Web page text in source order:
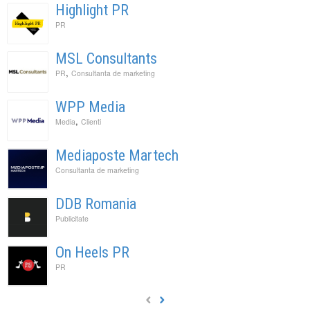
Highlight PR
PR
MSL Consultants
PR, Consultanta de marketing
WPP Media
Media, Clienti
Mediaposte Martech
Consultanta de marketing
DDB Romania
Publicitate
On Heels PR
PR